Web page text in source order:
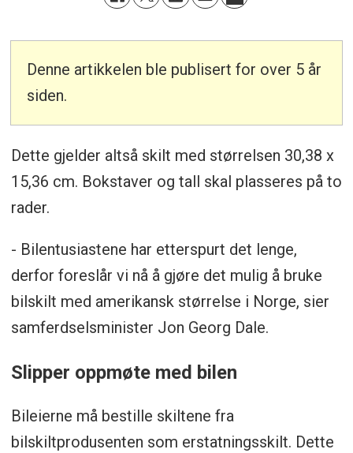
Denne artikkelen ble publisert for over 5 år
siden.
Dette gjelder altså skilt med størrelsen 30,38 x
15,36 cm. Bokstaver og tall skal plasseres på to
rader.
- Bilentusiastene har etterspurt det lenge,
derfor foreslår vi nå å gjøre det mulig å bruke
bilskilt med amerikansk størrelse i Norge, sier
samferdselsminister Jon Georg Dale.
Slipper oppmøte med bilen
Bileierne må bestille skiltene fra
bilskiltprodusenten som erstatningsskilt. Dette